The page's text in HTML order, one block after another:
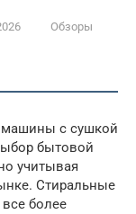
Обзоры
машины с сушкой
бытовой
учитывая
Стиральные
более